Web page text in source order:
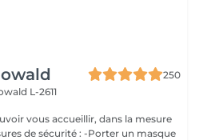
250
L-2611
vous accueillir, dans la mesure
de sécurité : -Porter un masque